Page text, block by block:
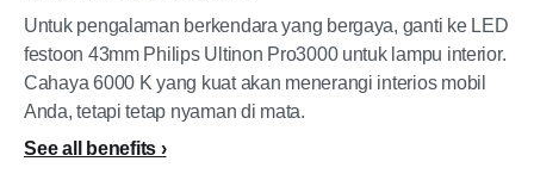
Untuk pengalaman berkendara yang bergaya, ganti ke LED
festoon 43mm Philips Ultinon Pro3000 untuk lampu interior.
Cahaya 6000 K yang kuat akan menerangi interios mobil
Anda, tetapi tetap nyaman di mata.
See all benefits